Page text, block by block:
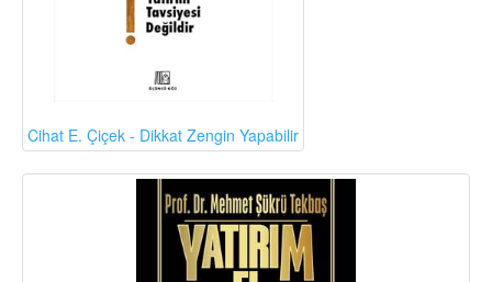
Cihat E. Çiçek - Dikkat Zengin Yapabilir